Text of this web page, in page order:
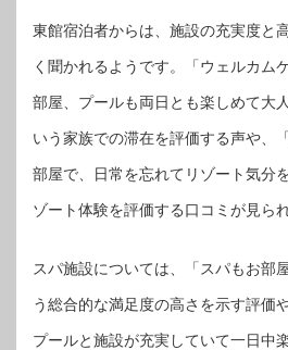
東館宿泊者からは、施設の充実度と
く聞かれるようです。「ウェルカム
部屋、プールも両日とも楽しめて大
いう家族での滞在を評価する声や、
部屋で、日常を忘れてリゾート気分
ゾート体験を評価する口コミが見ら
スパ施設については、「スパもお部
う総合的な満足度の高さを示す評価
プールと施設が充実していて一日中